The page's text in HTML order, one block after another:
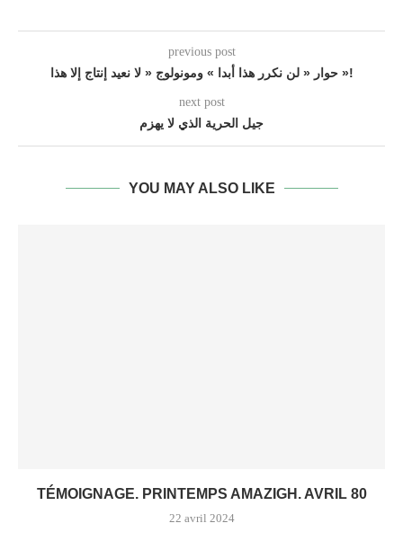
previous post
حوار « لن نكرر هذا أبدا » ومونولوج « لا نعيد إنتاج إلا هذا »!
next post
جيل الحرية الذي لا يهزم
YOU MAY ALSO LIKE
TÉMOIGNAGE. PRINTEMPS AMAZIGH. AVRIL 80
22 avril 2024